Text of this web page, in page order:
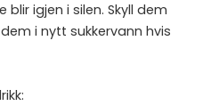
blir igjen i silen. Skyll dem
i nytt sukkervann hvis